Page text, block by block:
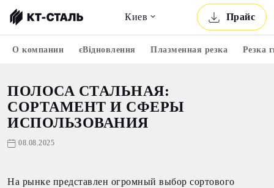
Прайс
Киев
О компании єВідновлення Плазменная резка Резка
ПОЛОСА СТАЛЬНАЯ:
СОРТАМЕНТ И СФЕРЫ
ИСПОЛЬЗОВАНИЯ
08.08.2025
На рынке представлен огромный выбор сортового